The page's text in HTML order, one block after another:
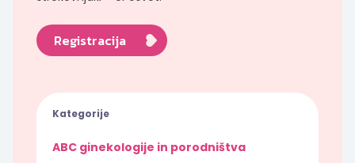
Registracija
Kategorije
ABC ginekologije in porodništva